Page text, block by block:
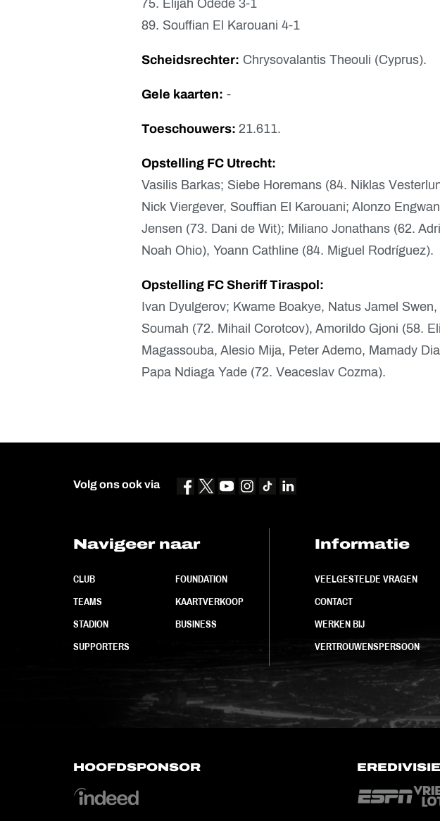
75. Elijah Odede 3-1
89. Souffian El Karouani 4-1
Scheidsrechter: Chrysovalantis Theouli (Cyprus).
Gele kaarten: -
Toeschouwers: 21.611.
Opstelling FC Utrecht:
Vasilis Barkas; Siebe Horemans (84. Niklas
Nick Viergever, Souffian El Karouani; Alonzo
Jensen (73. Dani de Wit); Miliano Jonathans (62.
Noah Ohio), Yoann Cathline (84. Miguel Rodríguez).
Opstelling FC Sheriff Tiraspol:
Ivan Dyulgerov; Kwame Boakye, Natus Jamel
Soumah (72. Mihail Corotcov), Amorildo Gjoni (58.
Magassouba, Alesio Mija, Peter Ademo, Mamady
Papa Ndiaga Yade (72. Veaceslav Cozma).
Volg ons ook via
Navigeer naar
CLUB
TEAMS
STADION
SUPPORTERS
FOUNDATION
KAARTVERKOOP
BUSINESS
Informatie
VEELGESTELDE VRAGEN
CONTACT
WERKEN BIJ
VERTROUWENSPERSOON
HOOFDSPONSOR